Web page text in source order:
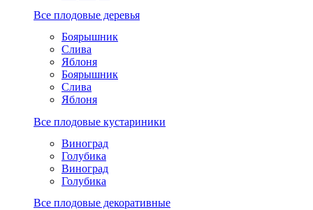
Все плодовые деревья
Боярышник
Слива
Яблоня
Боярышник
Слива
Яблоня
Все плодовые кустариники
Виноград
Голубика
Виноград
Голубика
Все плодовые декоративные